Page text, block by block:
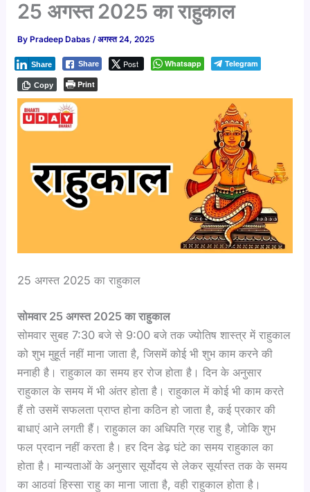
25 अगस्त 2025 का राहुकाल ​
By Pradeep Dabas/अगस्त 24, 2025
Share Post
Share Whatsapp Telegram
Copy Print
25 अगस्त 2025 का राहुकाल
सोमवार 25 अगस्त 2025 का राहुकाल
सोमवार सुबह 7:30 बजे से 9:00 बजे तक ज्योतिष शास्त्र में राहुकाल
को शुभ मुहूर्त नहीं माना जाता है, जिसमें कोई भी शुभ काम करने की
मनाही है। राहुकाल का समय हर रोज होता है। दिन के अनुसार
राहुकाल के समय में भी अंतर होता है। राहुकाल में कोई भी काम करते
हैं तो उसमें सफलता प्राप्त होना कठिन हो जाता है, कई प्रकार की
बाधाएं आने लगती हैं। राहुकाल का अधिपति ग्रह राहु है, जोकि शुभ
फल प्रदान नहीं करता है। हर दिन डेढ़ घंटे का समय राहुकाल का
होता है। मान्यताओं के अनुसार सूर्योदय से लेकर सूर्यास्त तक के समय
का आठवां हिस्सा राहु का माना जाता है, वही राहुकाल होता है।